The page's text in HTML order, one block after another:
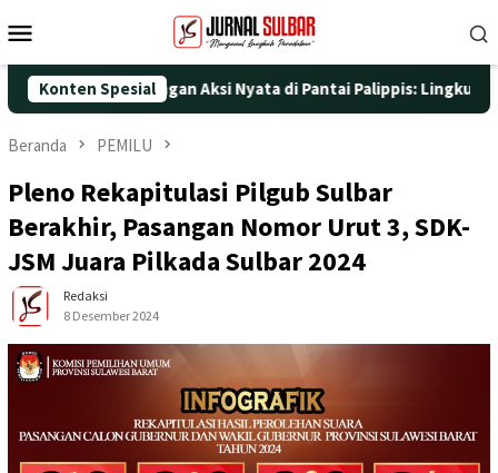
ke
Mobile
Konten Spesial
ke-25 dengan Aksi Nyata di Pantai Palippis: Lingkungan dan
Beranda PEMILU
Pleno Rekapitulasi Pilgub Sulbar
Berakhir, Pasangan Nomor Urut 3, SDK-
JSM Juara Pilkada Sulbar 2024
Redaksi
8 Desember 2024